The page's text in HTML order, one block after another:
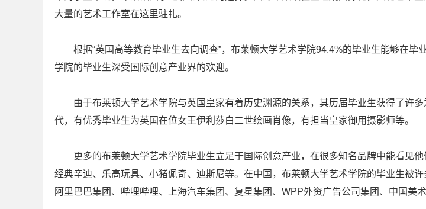
大量的艺术工作室在这里驻扎。
根据“英国高等教育毕业生去向调查”，布莱顿大学艺术学院94.4%的毕业生能够在毕
学院的毕业生深受国际创意产业界的欢迎。
由于布莱顿大学艺术学院与英国皇家有着历史渊源的关系，其历届毕业生获得了许多
代，有优秀毕业生为英国在位女王伊利莎白二世绘画肖像，有担当皇家御用摄影师等。
更多的布莱顿大学艺术学院毕业生立足于国际创意产业，在很多知名品牌中能看见他
经典辛迪、乐高玩具、小猪佩奇、迪斯尼等。在中国，布莱顿大学艺术学院的毕业生被许
阿里巴巴集团、哔哩哔哩、上海汽车集团、复星集团、WPP外资广告公司集团、中国美术